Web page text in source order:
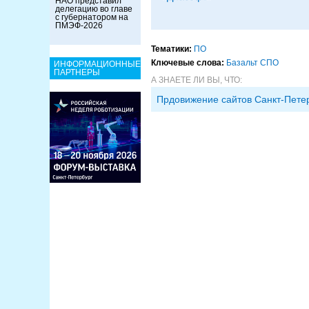
делегацию во главе
с губернатором на
ПМЭФ-2026
ИНФОРМАЦИОННЫЕ
ПАРТНЕРЫ
Тематики: ПО
Ключевые слова: Базальт СПО
А ЗНАЕТЕ ЛИ ВЫ, ЧТО:
Прдовижение сайтов Санкт-